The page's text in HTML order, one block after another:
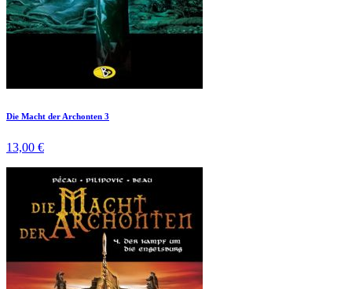
Die Macht der Archonten 3
13,00 €